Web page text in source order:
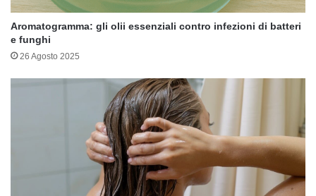
Aromatogramma: gli olii essenziali contro infezioni di batteri
e funghi
26 Agosto 2025